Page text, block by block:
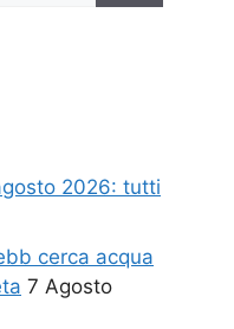
2026: tutti
cerca acqua
7 Agosto